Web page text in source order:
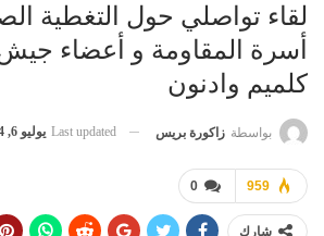
لقاء تواصلي حول التغطية
أسرة المقاومة و أعضاء
كلميم وادنون
بواسطة زاكورة بريس Last updated يوليو 6, 2024
0 959
شارك